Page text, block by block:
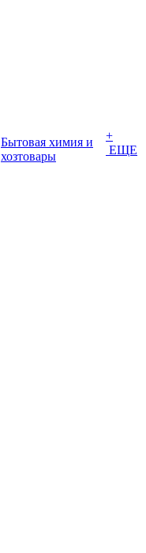
Бытовая химия и
хозтовары
+
ЕЩЕ